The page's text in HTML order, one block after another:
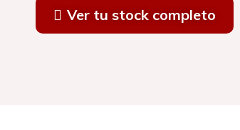
Ver tu stock completo